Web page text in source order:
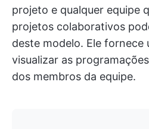
projeto e qualquer equipe
projetos colaborativos
deste modelo. Ele fornece
visualizar as
dos membros da equipe.